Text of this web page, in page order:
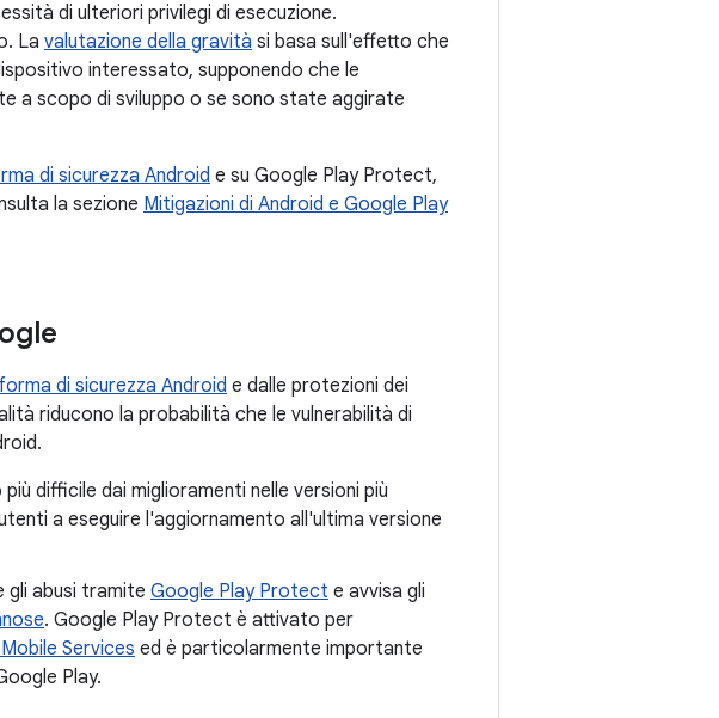
di ulteriori privilegi di esecuzione.
La valutazione della gravità si basa sull'effetto che
interessato, supponendo che le
a scopo di sviluppo o se sono state aggirate
di sicurezza Android e su Google Play Protect,
la sezione Mitigazioni di Android e Google Play
di sicurezza Android e dalle protezioni dei
riducono la probabilità che le vulnerabilità di
difficile dai miglioramenti nelle versioni più
a eseguire l'aggiornamento all'ultima versione
gli abusi tramite Google Play Protect e avvisa gli
. Google Play Protect è attivato per
Services ed è particolarmente importante
Play.